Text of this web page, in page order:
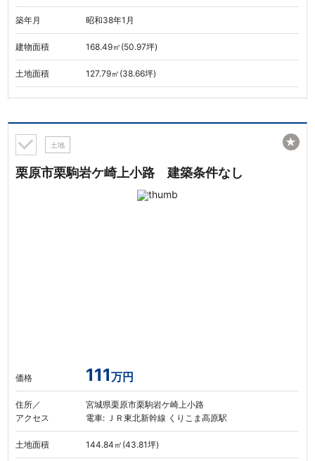
築年月 昭和38年1月
建物面積 168.49㎡(50.97坪)
土地面積 127.79㎡(38.66坪)
土地
栗原市栗駒岩ケ崎上小路 建築条件なし
価格 111万円
住所／
アクセス
宮城県栗原市栗駒岩ケ崎上小路
電車: ＪＲ東北新幹線 くりこま高原駅
土地面積 144.84㎡(43.81坪)
★